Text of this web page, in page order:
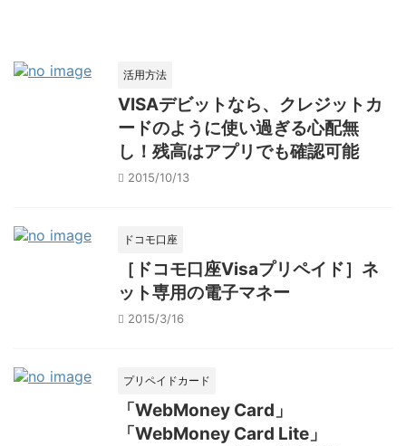
活用方法
VISAデビットなら、クレジットカ
ードのように使い過ぎる心配無
し！残高はアプリでも確認可能
2015/10/13
ドコモ口座
［ドコモ口座Visaプリペイド］ネ
ット専用の電子マネー
2015/3/16
プリペイドカード
「WebMoney Card」
「WebMoney Card Lite」